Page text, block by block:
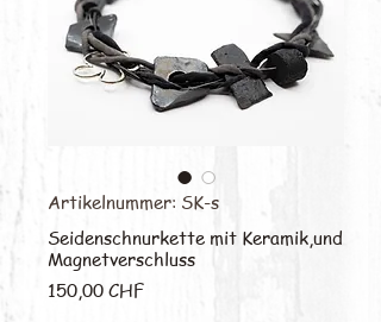
Artikelnummer: SK-s
Seidenschnurkette mit Keramik,und
Magnetverschluss
150,00 CHFPreis